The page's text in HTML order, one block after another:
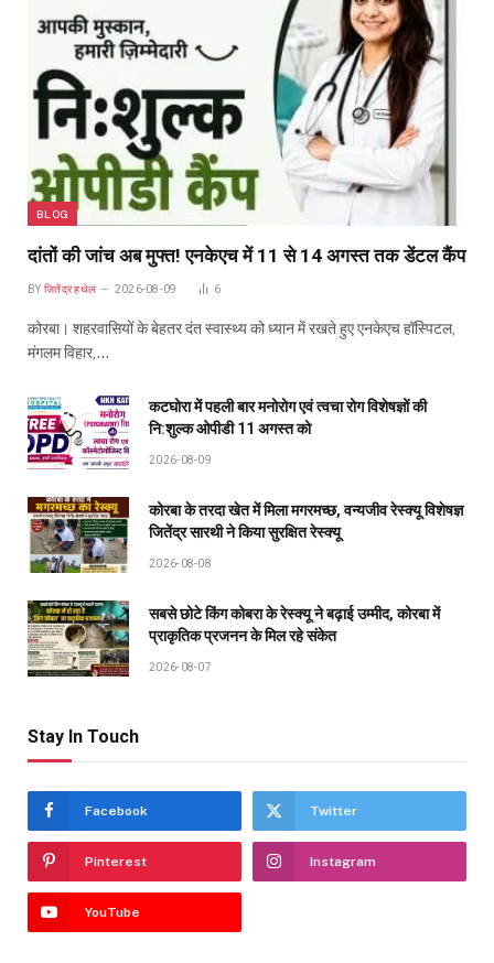
BLOG
दांतों की जांच अब मुफ्त! एनकेएच में 11 से 14 अगस्त तक डेंटल कैंप
BY जितेंद्र हथेल 2026-08-09 6
कोरबा। शहरवासियों के बेहतर दंत स्वास्थ्य को ध्यान में रखते हुए एनकेएच हॉस्पिटल,
मंगलम विहार,…
कटघोरा में पहली बार मनोरोग एवं त्वचा रोग विशेषज्ञों की
नि:शुल्क ओपीडी 11 अगस्त को
2026-08-09
कोरबा के तरदा खेत में मिला मगरमच्छ, वन्यजीव रेस्क्यू विशेषज्ञ
जितेंद्र सारथी ने किया सुरक्षित रेस्क्यू
2026-08-08
सबसे छोटे किंग कोबरा के रेस्क्यू ने बढ़ाई उम्मीद, कोरबा में
प्राकृतिक प्रजनन के मिल रहे संकेत
2026-08-07
Stay In Touch
Facebook Twitter
Pinterest Instagram
YouTube